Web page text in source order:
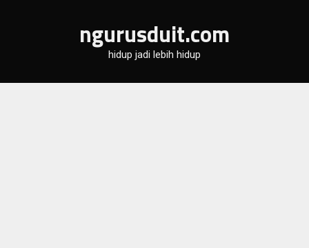
ngurusduit.com
hidup jadi lebih hidup